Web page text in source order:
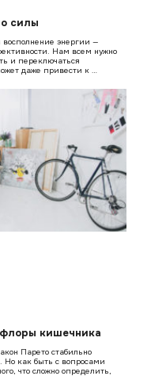
силы
восполнение энергии —
Нам всем нужно
и переключаться
даже привести к …
кишечника
Парето стабильно
Но как быть с вопросами
что сложно определить,